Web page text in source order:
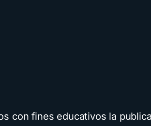
con fines educativos la